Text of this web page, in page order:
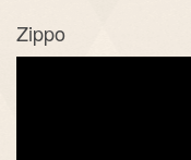
Zippo